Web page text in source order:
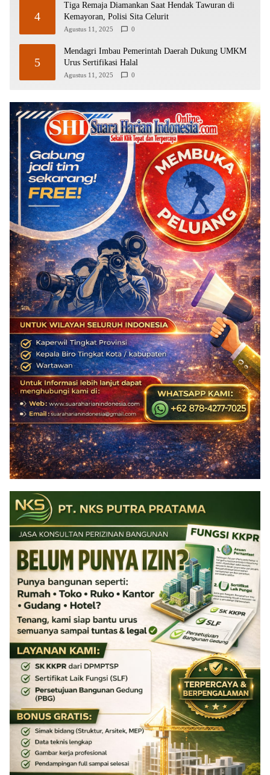
4
Tiga Remaja Diamankan Saat Hendak Tawuran di
Kemayoran, Polisi Sita Celurit
Agustus 11, 2025 0
5
Mendagri Imbau Pemerintah Daerah Dukung UMKM
Urus Sertifikasi Halal
Agustus 11, 2025 0